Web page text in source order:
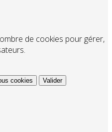
de cookies pour gérer,
cookies Valider